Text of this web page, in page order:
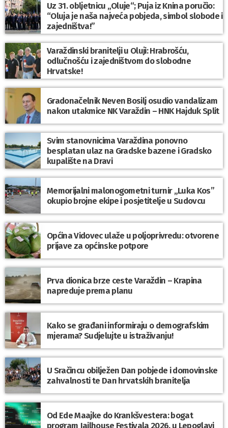
Uz 31. obljetnicu „Oluje“; Puja iz Knina poručio:
“Oluja je naša najveća pobjeda, simbol slobode i
zajedništva!”
Varaždinski branitelji u Oluji: Hrabrošću,
odlučnošću i zajedništvom do slobodne
Hrvatske!
Gradonačelnik Neven Bosilj osudio vandalizam
nakon utakmice NK Varaždin – HNK Hajduk Split
Svim stanovnicima Varaždina ponovno
besplatan ulaz na Gradske bazene i Gradsko
kupalište na Dravi
Memorijalni malonogometni turnir „Luka Kos”
okupio brojne ekipe i posjetitelje u Sudovcu
Općina Vidovec ulaže u poljoprivredu: otvorene
prijave za općinske potpore
Prva dionica brze ceste Varaždin – Krapina
napreduje prema planu
Kako se građani informiraju o demografskim
mjerama? Sudjelujte u istraživanju!
U Sračincu obilježen Dan pobjede i domovinske
zahvalnosti te Dan hrvatskih branitelja
Od Ede Maajke do Krankšvestera: bogat
program Jailhouse Festivala 2026. u Lepoglavi